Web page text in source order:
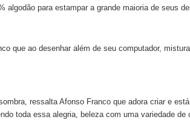
para estampar a grande maioria de seus
que ao desenhar além de seu computador,
ressalta Afonso Franco que adora criar e
toda essa alegria, beleza com uma variedade